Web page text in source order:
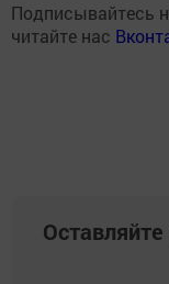
Подписывайтесь
читайте нас